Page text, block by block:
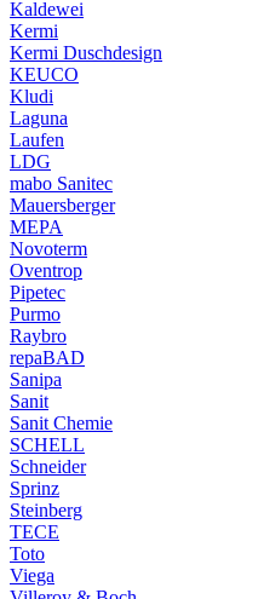
Kaldewei
Kermi
Kermi Duschdesign
KEUCO
Kludi
Laguna
Laufen
LDG
mabo Sanitec
Mauersberger
MEPA
Novoterm
Oventrop
Pipetec
Purmo
Raybro
repaBAD
Sanipa
Sanit
Sanit Chemie
SCHELL
Schneider
Sprinz
Steinberg
TECE
Toto
Viega